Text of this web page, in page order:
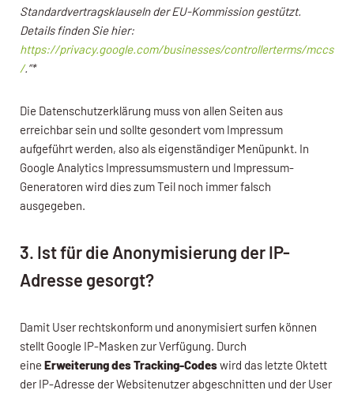
Standardvertragsklauseln der EU-Kommission gestützt.
Details finden Sie hier:
https://privacy.google.com/businesses/controllerterms/mccs
/.”*
Die Datenschutzerklärung muss von allen Seiten aus
erreichbar sein und sollte gesondert vom Impressum
aufgeführt werden, also als eigenständiger Menüpunkt. In
Google Analytics Impressumsmustern und Impressum-
Generatoren wird dies zum Teil noch immer falsch
ausgegeben.
3. Ist für die Anonymisierung der IP-
Adresse gesorgt?
Damit User rechtskonform und anonymisiert surfen können
stellt Google IP-Masken zur Verfügung. Durch
eine Erweiterung des Tracking-Codeswird das letzte Oktett
der IP-Adresse der Websitenutzer abgeschnitten und der User